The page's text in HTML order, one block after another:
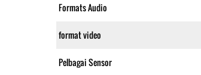
Formats Audio
format video
Pelbagai Sensor